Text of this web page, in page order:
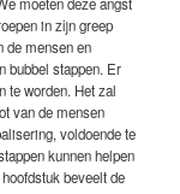
moeten deze angst
in zijn greep
de mensen en
bubbel stappen. Er
te worden. Het zal
van de mensen
voldoende te
kunnen helpen
beveelt de